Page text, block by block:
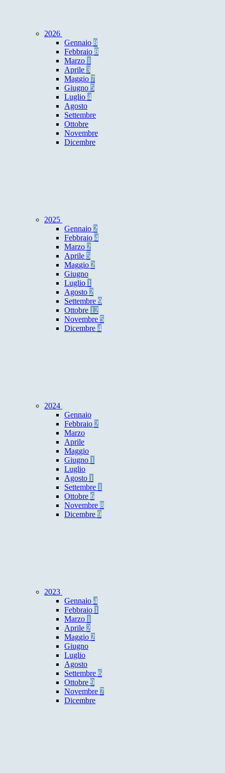
2026
Gennaio 8
Febbraio 8
Marzo 1
Aprile 3
Maggio 7
Giugno 5
Luglio 4
Agosto
Settembre
Ottobre
Novembre
Dicembre
2025
Gennaio 2
Febbraio 4
Marzo 2
Aprile 5
Maggio 2
Giugno
Luglio 1
Agosto 2
Settembre 9
Ottobre 12
Novembre 5
Dicembre 4
2024
Gennaio
Febbraio 2
Marzo
Aprile
Maggio
Giugno 1
Luglio
Agosto 1
Settembre 1
Ottobre 6
Novembre 8
Dicembre 9
2023
Gennaio 4
Febbraio 1
Marzo 1
Aprile 2
Maggio 2
Giugno
Luglio
Agosto
Settembre 6
Ottobre 9
Novembre 7
Dicembre